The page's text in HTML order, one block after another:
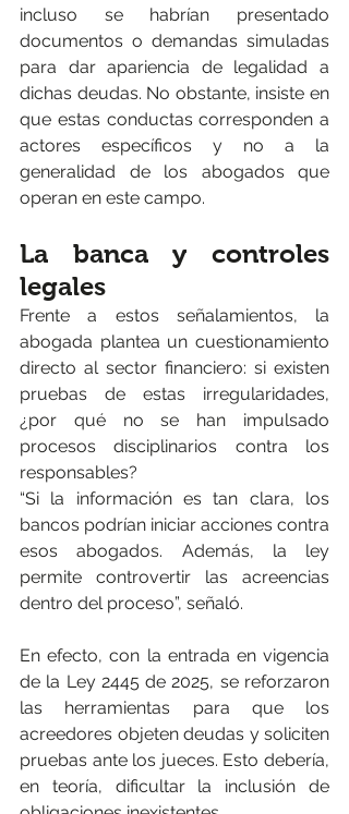
incluso se habrían presentado
documentos o demandas simuladas
para dar apariencia de legalidad a
dichas deudas. No obstante, insiste en
que estas conductas corresponden a
actores específicos y no a la
generalidad de los abogados que
operan en este campo.
La banca y controles
legales
Frente a estos señalamientos, la
abogada plantea un cuestionamiento
directo al sector financiero: si existen
pruebas de estas irregularidades,
¿por qué no se han impulsado
procesos disciplinarios contra los
responsables?
“Si la información es tan clara, los
bancos podrían iniciar acciones contra
esos abogados. Además, la ley
permite controvertir las acreencias
dentro del proceso”, señaló.
En efecto, con la entrada en vigencia
de la Ley 2445 de 2025, se reforzaron
las herramientas para que los
acreedores objeten deudas y soliciten
pruebas ante los jueces. Esto debería,
en teoría, dificultar la inclusión de